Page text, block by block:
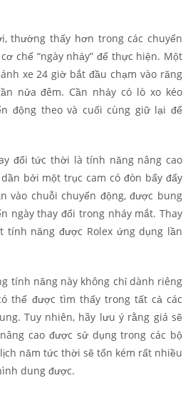
thường thấy hơn trong các chuyển
chế “ngày nhảy” để thực hiện. Một
xe 24 giờ bắt đầu chạm vào răng
nửa đêm. Cần nhảy có lò xo kéo
động theo và cuối cùng giữ lại để
đổi tức thời là tính năng nâng cao
bởi một trục cam có đòn bẩy đẩy
vào chuỗi chuyển động, được bung
ngày thay đổi trong nháy mắt. Thay
tính năng được Rolex ứng dụng lần
tính năng này không chỉ dành riêng
thể được tìm thấy trong tất cả các
Tuy nhiên, hãy lưu ý rằng giá sẽ
cao được sử dụng trong các bộ
năm tức thời sẽ tốn kém rất nhiều
dung được.